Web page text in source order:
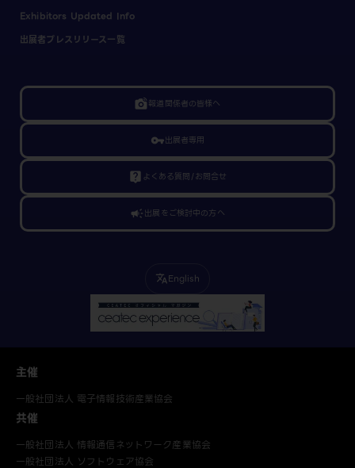
Exhibitors Updated Info
出展者プレスリリース一覧
linked_camera報道関係者の皆様へ
vpn_key出展者専用
live_help よくある質問/お問合せ
campaign出展をご検討中の方へ
translateEnglish
主催
一般社団法人 電子情報技術産業協会
共催
一般社団法人 情報通信ネットワーク産業協会
一般社団法人 ソフトウェア協会